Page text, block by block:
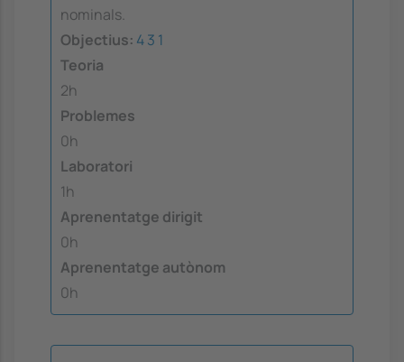
nominals.
Objectius: 43 1
Teoria
2h
Problemes
0h
Laboratori
1h
Aprenentatge dirigit
0h
Aprenentatge autònom
0h